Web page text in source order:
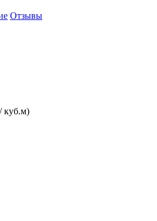
Отзывы
куб.м)